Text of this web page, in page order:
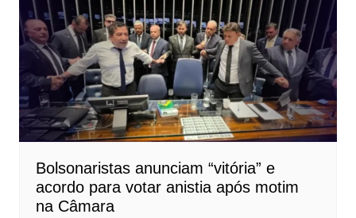
Bolsonaristas anunciam “vitória” e
acordo para votar anistia após motim
na Câmara